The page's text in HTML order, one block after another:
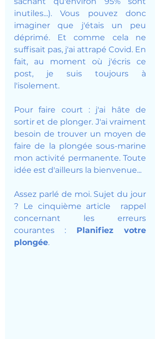
inutiles...). Vous pouvez donc
imaginer que j'étais un peu
déprimé. Et comme cela ne
suffisait pas, j'ai attrapé Covid. En
fait, au moment où j'écris ce
post, je suis toujours à
l'isolement.
Pour faire court : j'ai hâte de
sortir et de plonger. J'ai vraiment
besoin de trouver un moyen de
faire de la plongée sous-marine
mon activité permanente. Toute
idée est d'ailleurs la bienvenue...
Assez parlé de moi. Sujet du jour
? Le cinquième article  rappel
concernant les erreurs
courantes : Planifiez votre
plongée.